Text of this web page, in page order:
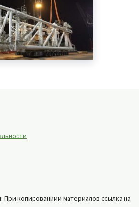
При копированиии материалов ссылка на